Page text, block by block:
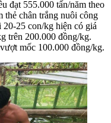
đạt 555.000 tấn/năm theo
thẻ chân trắng nuôi công
25 con/kg hiện có giá
trên 200.000 đồng/kg.
mốc 100.000 đồng/kg.